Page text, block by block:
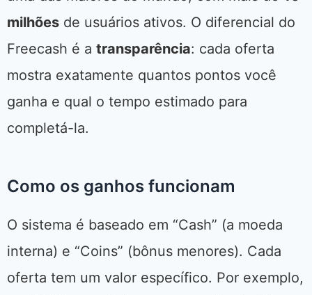
milhões de usuários ativos. O diferencial do
Freecash é a transparência: cada oferta
mostra exatamente quantos pontos você
ganha e qual o tempo estimado para
completá-la.
Como os ganhos funcionam
O sistema é baseado em “Cash” (a moeda
interna) e “Coins” (bônus menores). Cada
oferta tem um valor específico. Por exemplo,